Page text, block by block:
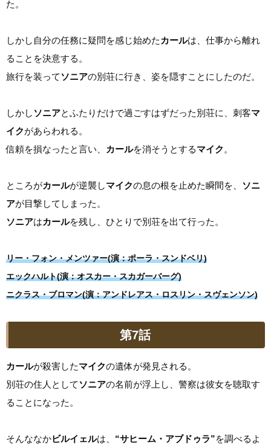
た。
しかし自分の任務に疑問を感じ始めた カールは、仕事から離れ
ることを決意する。
旅行を装ってソニアの別荘に行き、姿を隠すことにしたのだ。
しかしソニアとふたりだけで過ごすはずだった別荘に、刺客マ
イクがあらわれる。
信頼を損なったと言い、
カールを消そうとするマイク 。
ところがカールが逆襲しマイクの息の根を止めた瞬間を、 ソニ
アが目撃してしまった。
ソニアはカールを残し、ひとりで別荘を出て行った。
リー・フォン・メンツァー(演：ポーラ・スンドベリ)
エックハルト(演：オスカー・スカガーバーグ)
ニクラス・ブロマン(演：アンドレアス・ロスリン・スヴェンソン)
第7話
カールが殺害したマイクの遺体が発見される。
別荘の住人としてソニアの名前が浮上し、警察は彼女を聴取す
ることになった。
そんななかビルイェルは、 “サヒーム・アブドゥラ”を調べるよ